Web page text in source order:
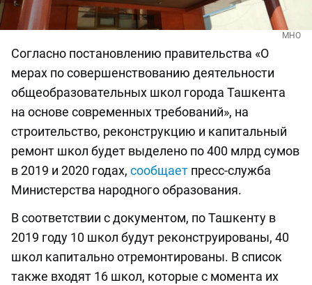
МНО
Согласно постановлению правительства «О
мерах по совершенствованию деятельности
общеобразовательных школ города Ташкента
на основе современных требований», на
строительство, реконструкцию и капитальный
ремонт школ будет выделено по 400 млрд сумов
в 2019 и 2020 годах, сообщает пресс-служба
Министерства народного образования.
В соответствии с документом, по Ташкенту в
2019 году 10 школ будут реконструированы, 40
школ капитально отремонтированы. В список
также входят 16 школ, которые с момента их